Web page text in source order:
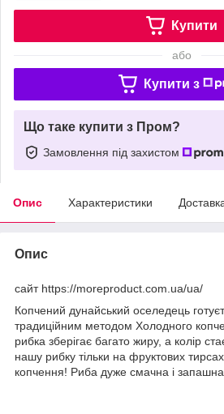
Купити
або
Купити з
Що таке купити з Пром?
Замовлення під захистом
Опис Характеристики
Опис
сайт https://moreproduct.com.ua/ua/
Копчений дунайський оселедець
традиційним методом Холодного
рибка зберігає багато жиру, а колір
нашу рибку тільки на фруктових
копчення! Риба дуже смачна і